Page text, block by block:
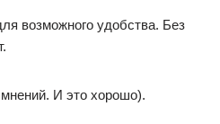
возможного удобства. Без
И это хорошо).